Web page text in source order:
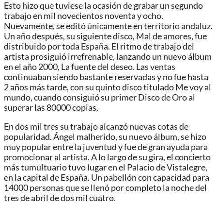
Esto hizo que tuviese la ocasión de grabar un segundo
trabajo en mil novecientos noventa y ocho.
Nuevamente, se editó únicamente en territorio andaluz.
Un año después, su siguiente disco, Mal de amores, fue
distribuido por toda España. El ritmo de trabajo del
artista prosiguió irrefrenable, lanzando un nuevo álbum
en el año 2000, La fuente del deseo. Las ventas
continuaban siendo bastante reservadas y no fue hasta
2 años más tarde, con su quinto disco titulado Me voy al
mundo, cuando consiguió su primer Disco de Oro al
superar las 80000 copias.
En dos mil tres su trabajo alcanzó nuevas cotas de
popularidad. Ángel malherido, su nuevo álbum, se hizo
muy popular entre la juventud y fue de gran ayuda para
promocionar al artista. A lo largo de su gira, el concierto
más tumultuario tuvo lugar en el Palacio de Vistalegre,
en la capital de España. Un pabellón con capacidad para
14000 personas que se llenó por completo la noche del
tres de abril de dos mil cuatro.